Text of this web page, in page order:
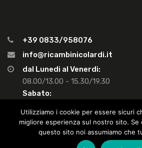
+39 0833/958076
info@ricambinicolardi.it
dal Lunedi al Venerdi:
08.00/13.00 - 15.30/19.30
Sabato:
Utilizziamo i cookie per essere sicuri
migliore esperienza sul nostro sito. Se
questo sito noi assumiamo che